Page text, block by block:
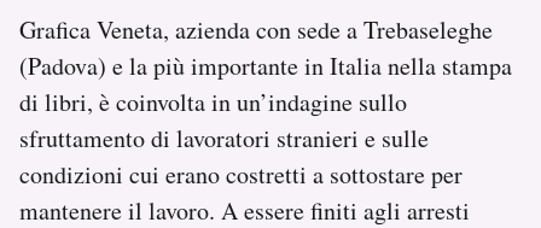
AREA PERSONALE
Area Personale
Newsletter
Notifiche mobile
Grafica Veneta, azienda con sede a Trebaseleghe
(Padova) e la più importante in Italia nella stampa
di libri, è coinvolta in un’indagine sullo
sfruttamento di lavoratori stranieri e sulle
condizioni cui erano costretti a sottostare per
mantenere il lavoro. A essere finiti agli arresti